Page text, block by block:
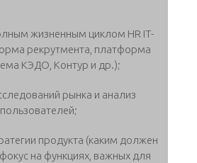
жизненным циклом HR IT-
рекрутмента, платформа
КЭДО, Контур и др.);
рынка и анализ
продукта (каким должен
на функциях, важных для